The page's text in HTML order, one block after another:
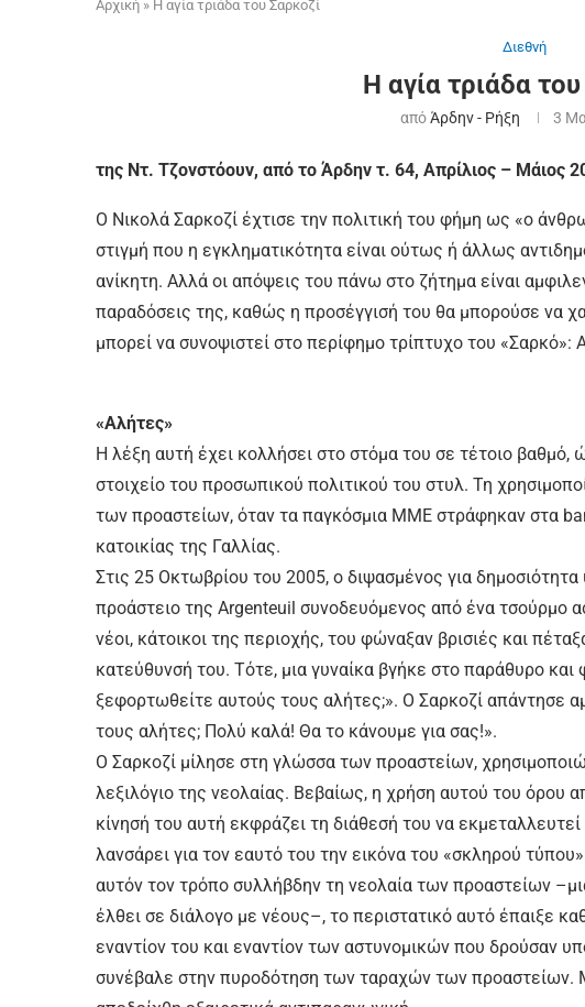
Αρχική » Η αγία τριάδα του Σαρκοζί
Διεθνή
Η αγία τριάδα
απόΆρδην - Ρήξη 3
της Ντ. Τζονστόουν, από το Άρδην τ. 64, Απρίλιος – Μάιος
Ο Νικολά Σαρκοζί έχτισε την πολιτική του φήμη ως «ο
στιγμή που η εγκληματικότητα είναι ούτως ή άλλως
ανίκητη. Αλλά οι απόψεις του πάνω στο ζήτημα είναι
παραδόσεις της, καθώς η προσέγγισή του θα μπορούσε να
μπορεί να συνοψιστεί στο περίφημο τρίπτυχο του «Σαρκό»:
«Αλήτες»
Η λέξη αυτή έχει κολλήσει στο στόμα του σε τέτοιο βαθμό,
στοιχείο του προσωπικού πολιτικού του στυλ. Τη
των προαστείων, όταν τα παγκόσμια ΜΜΕ στράφηκαν στα
κατοικίας της Γαλλίας.
Στις 25 Οκτωβρίου του 2005, ο διψασμένος για
προάστειο της Argenteuil συνοδευόμενος από ένα τσούρμο
νέοι, κάτοικοι της περιοχής, του φώναξαν βρισιές και
κατεύθυνσή του. Τότε, μια γυναίκα βγήκε στο παράθυρο
ξεφορτωθείτε αυτούς τους αλήτες;». Ο Σαρκοζί απάντησε
τους αλήτες; Πολύ καλά! Θα το κάνουμε για σας!».
Ο Σαρκοζί μίλησε στη γλώσσα των προαστείων,
λεξιλόγιο της νεολαίας. Βεβαίως, η χρήση αυτού του
κίνησή του αυτή εκφράζει τη διάθεσή του να
λανσάρει για τον εαυτό του την εικόνα του «σκληρού
αυτόν τον τρόπο συλλήβδην τη νεολαία των προαστείων
έλθει σε διάλογο με νέους–, το περιστατικό αυτό έπαιξε
εναντίον του και εναντίον των αστυνομικών που δρούσαν
συνέβαλε στην πυροδότηση των ταραχών των προαστείων.